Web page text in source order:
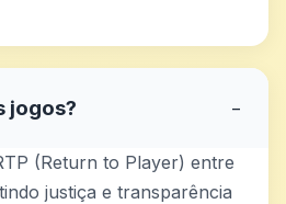
jogos? −
(Return to Player) entre
justiça e transparência